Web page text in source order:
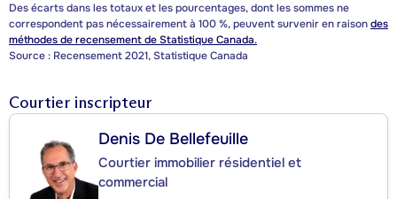
Des écarts dans les totaux et les pourcentages, dont les sommes ne
correspondent pas nécessairement à 100 %, peuvent survenir en raisondes
méthodes de recensement de Statistique Canada.
Source : Recensement 2021, Statistique Canada
Courtier inscripteur
Denis De Bellefeuille
Courtier immobilier résidentiel et
commercial